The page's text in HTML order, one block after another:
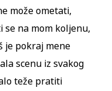
može ometati,
na mom koljenu,
je pokraj mene
scenu iz svakog
teže pratiti